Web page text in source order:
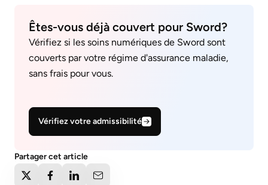
Êtes-vous déjà couvert pour Sword?
Vérifiez si les soins numériques de Sword sont
couverts par votre régime d'assurance maladie,
sans frais pour vous.
Vérifiez votre admissibilité
Partager cet article